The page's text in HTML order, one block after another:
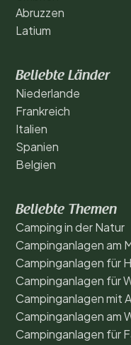
Abruzzen
Latium
Beliebte Länder
Niederlande
Frankreich
Italien
Spanien
Belgien
Beliebte Themen
Camping in der Natur
Campinganlagen am
Campinganlagen für
Campinganlagen für
Campinganlagen mit
Campinganlagen am
Campinganlagen für